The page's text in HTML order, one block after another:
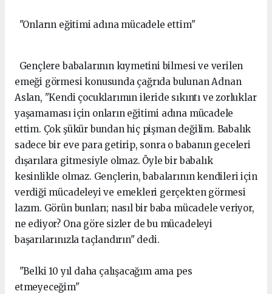
"Onların eğitimi adına mücadele ettim"
Gençlere babalarının kıymetini bilmesi ve verilen
emeği görmesi konusunda çağrıda bulunan Adnan
Aslan, "Kendi çocuklarımın ileride sıkıntı ve zorluklar
yaşamaması için onların eğitimi adına mücadele
ettim. Çok şükür bundan hiç pişman değilim. Babalık
sadece bir eve para getirip, sonra o babanın geceleri
dışarılara gitmesiyle olmaz. Öyle bir babalık
kesinlikle olmaz. Gençlerin, babalarının kendileri için
verdiği mücadeleyi ve emekleri gerçekten görmesi
lazım. Görün bunları; nasıl bir baba mücadele veriyor,
ne ediyor? Ona göre sizler de bu mücadeleyi
başarılarınızla taçlandırın" dedi.
"Belki 10 yıl daha çalışacağım ama pes
etmeyeceğim"